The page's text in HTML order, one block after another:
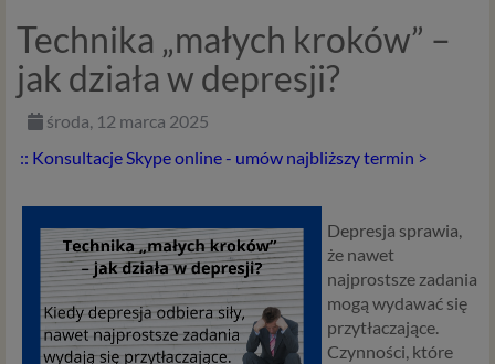
Technika „małych kroków” –
jak działa w depresji?
środa, 12 marca 2025
:: Konsultacje Skype online - umów najbliższy termin >
Depresja sprawia,
że nawet
najprostsze zadania
mogą wydawać się
przytłaczające.
Czynności, które